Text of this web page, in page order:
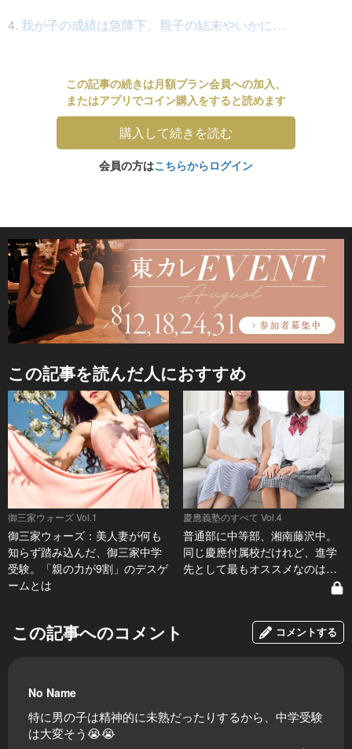
4. 我が子の成績は急降下。親子の結末やいかに…
この記事の続きは月額プラン会員への加入、
またはアプリでコイン購入をすると読めます
購入して続きを読む
会員の方はこちらからログイン
この記事を読んだ人におすすめ
御三家ウォーズ Vol.1
御三家ウォーズ：美人妻が何も
知らず踏み込んだ、御三家中学
受験。「親の力が9割」のデスゲ
ームとは
慶應義塾のすべて Vol.4
普通部に中等部、湘南藤沢中。
同じ慶應付属校だけれど、進学
先として最もオススメなのは…
この記事へのコメント コメントする
No Name
特に男の子は精神的に未熟だったりするから、中学受験
は大変そう😭😭